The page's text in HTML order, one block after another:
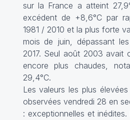
sur la France a atteint
excédent de +8,6°C par
1981 / 2010 et la plus forte
mois de juin, dépassant
2017. Seul août 2003 avait
encore plus chaudes,
29,4°C.
Les valeurs les plus
observées vendredi 28 en
: exceptionnelles et